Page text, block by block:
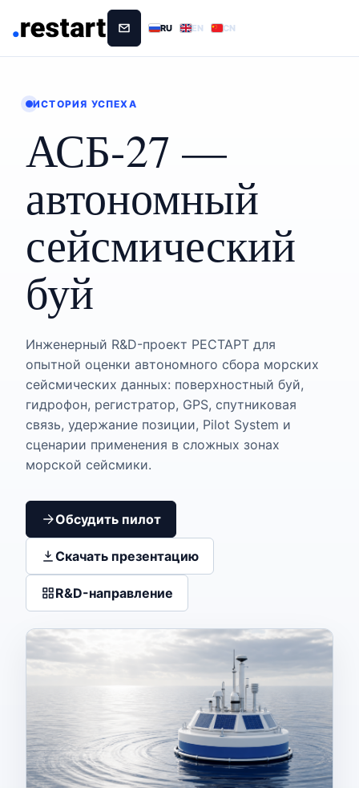
RU EN CN
ИСТОРИЯ УСПЕХА
АСБ-27 —
автономный
сейсмический
буй
Инженерный R&D-проект РЕСТАРТ для
опытной оценки автономного сбора морских
сейсмических данных: поверхностный буй,
гидрофон, регистратор, GPS, спутниковая
связь, удержание позиции, Pilot System и
сценарии применения в сложных зонах
морской сейсмики.
Обсудить пилот
Скачать презентацию
R&D-направление